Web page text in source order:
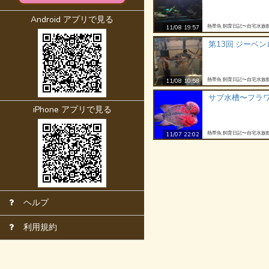
Android アプリで見る
iPhone アプリで見る
ヘルプ
利用規約
11/08 19:57 熱帯魚 飼育日記〜自宅水族
11/08 10:58
第13回 ジーベン
熱帯魚 飼育日記〜自宅水族
11/07 22:02
サブ水槽〜フラ
熱帯魚 飼育日記〜自宅水族